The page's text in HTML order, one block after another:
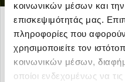
κοινωνικών μέσων και
επισκεψιμότητάς μας.
πληροφορίες που
χρησιμοποιείτε τον
κοινωνικών μέσων,
οποίοι ενδεχομένως να
SWSTO